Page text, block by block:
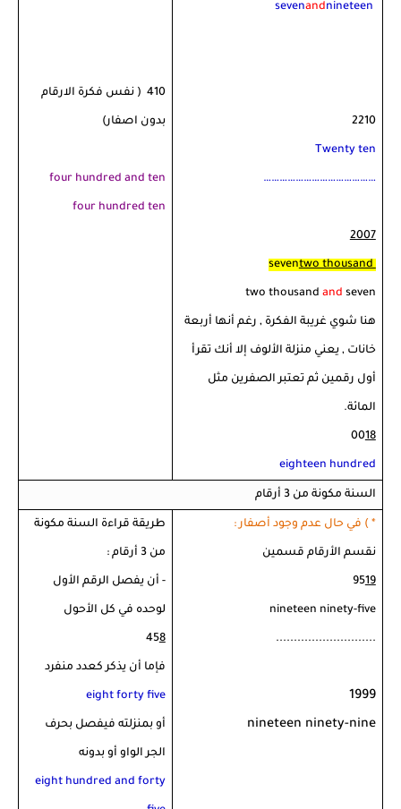
nineteen
and
seven
2210
Twenty ten
……………………………………
2007
two thousand
seven
two thousand and seven
هنا شوي غريبة الفكرة , رغم أنها أربعة
خانات , يعني منزلة الألوف إلا أنك تقرأ
أول رقمين ثم تعتبر الصفرين مثل
المائة.
18
00
eighteen hundred
410 ( نفس فكرة الارقام
بدون اصفار)
four hundred and ten
four hundred ten
السنة مكونة من 3 أرقام
* ) في حال عدم وجود أصفار :
نقسم الأرقام قسمين
19
95
nineteen ninety-five
............................
1999
nineteen ninety-nine
طريقة قراءة السنة مكونة
من 3 أرقام :
- أن يفصل الرقم الأول
لوحده في كل الأحول
8
45
فإما أن يذكر كعدد منفرد
eight forty five
أو بمنزلته فيفصل بحرف
الجر الواو أو بدونه
eight hundred and forty